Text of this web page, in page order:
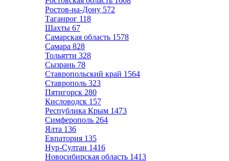
Ростов-на-Дону 572
Таганрог 118
Шахты 67
Самарская область 1578
Самара 828
Тольятти 328
Сызрань 78
Ставропольский край 1564
Ставрополь 323
Пятигорск 280
Кисловодск 157
Республика Крым 1473
Симферополь 264
Ялта 136
Евпатория 135
Нур-Султан 1416
Новосибирская область 1413